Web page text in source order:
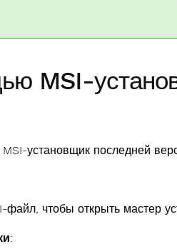
MSI-
MSI-установщик последней
чтобы открыть мастер
: